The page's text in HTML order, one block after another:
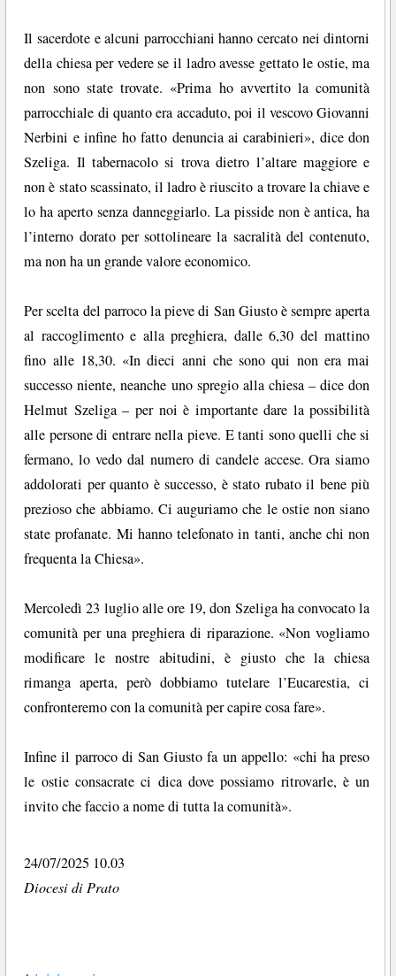
Il sacerdote e alcuni parrocchiani hanno cercato nei dintorni
della chiesa per vedere se il ladro avesse gettato le ostie, ma
non sono state trovate. «Prima ho avvertito la comunità
parrocchiale di quanto era accaduto, poi il vescovo Giovanni
Nerbini e infine ho fatto denuncia ai carabinieri», dice don
Szeliga. Il tabernacolo si trova dietro l’altare maggiore e
non è stato scassinato, il ladro è riuscito a trovare la chiave e
lo ha aperto senza danneggiarlo. La pisside non è antica, ha
l’interno dorato per sottolineare la sacralità del contenuto,
ma non ha un grande valore economico.
Per scelta del parroco la pieve di San Giusto è sempre aperta
al raccoglimento e alla preghiera, dalle 6,30 del mattino
fino alle 18,30. «In dieci anni che sono qui non era mai
successo niente, neanche uno spregio alla chiesa – dice don
Helmut Szeliga – per noi è importante dare la possibilità
alle persone di entrare nella pieve. E tanti sono quelli che si
fermano, lo vedo dal numero di candele accese. Ora siamo
addolorati per quanto è successo, è stato rubato il bene più
prezioso che abbiamo. Ci auguriamo che le ostie non siano
state profanate. Mi hanno telefonato in tanti, anche chi non
frequenta la Chiesa».
Mercoledì 23 luglio alle ore 19, don Szeliga ha convocato la
comunità per una preghiera di riparazione. «Non vogliamo
modificare le nostre abitudini, è giusto che la chiesa
rimanga aperta, però dobbiamo tutelare l’Eucarestia, ci
confronteremo con la comunità per capire cosa fare».
Infine il parroco di San Giusto fa un appello: «chi ha preso
le ostie consacrate ci dica dove possiamo ritrovarle, è un
invito che faccio a nome di tutta la comunità».
24/07/2025 10.03
Diocesi di Prato